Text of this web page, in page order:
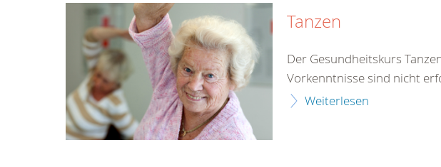
Tanzen
Der Gesundheitskurs
Vorkenntnisse sind nicht
Weiterlesen